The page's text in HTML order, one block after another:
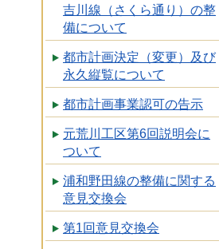
吉川線（さくら通り）の整
備について
都市計画決定（変更）及び
永久縦覧について
都市計画事業認可の告示
元荒川工区第6回説明会に
ついて
浦和野田線の整備に関する
意見交換会
第1回意見交換会